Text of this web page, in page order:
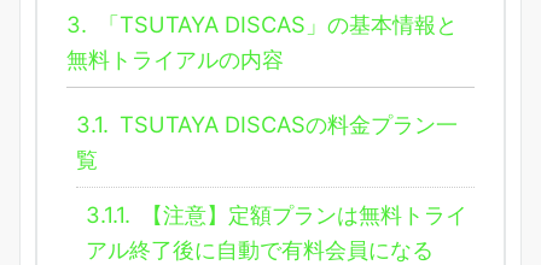
3.
「TSUTAYA DISCAS」の基本情報と
無料トライアルの内容
3.1. TSUTAYA DISCASの料金プラン一
覧
3.1.1.
【注意】定額プランは無料トライ
アル終了後に自動で有料会員になる